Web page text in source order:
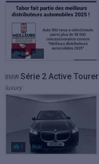
1 Gris
BMW Série 2 Active Tourer
luxury
1 Noir